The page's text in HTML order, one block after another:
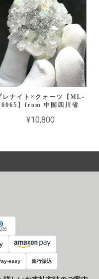
レナイト×クォーツ【ML-
0065】from 中国四川省
¥10,800
easy 銀行振込